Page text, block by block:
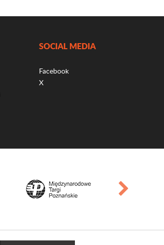
SOCIAL MEDIA
Facebook
X